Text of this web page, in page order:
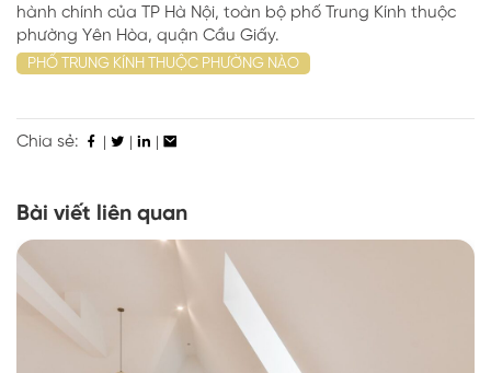
hành chính của TP Hà Nội, toàn bộ phố Trung Kính thuộc
phường Yên Hòa, quận Cầu Giấy.
PHỐ TRUNG KÍNH THUỘC PHƯỜNG NÀO
Chia sẻ: | | |
Bài viết liên quan